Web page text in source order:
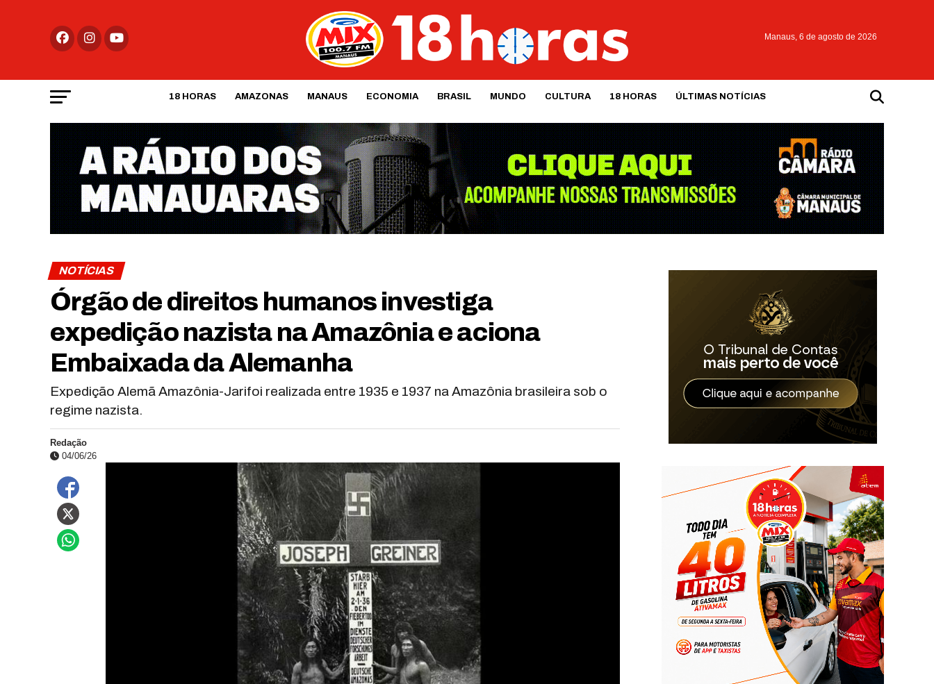
Manaus, 6 de agosto de 2026
18 HORAS AMAZONAS MANAUS ECONOMIA BRASIL MUNDO CULTURA 18 HORAS ÚLTIMAS NOTÍCIAS
NOTÍCIAS
Órgão de direitos humanos investiga
expedição nazista na Amazônia e aciona
Embaixada da Alemanha
Expedição Alemã Amazônia-Jarifoi realizada entre 1935 e 1937 na Amazônia brasileira sob o
regime nazista.
Redação
04/06/26